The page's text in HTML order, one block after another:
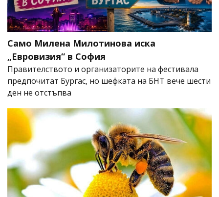
Само Милена Милотинова иска
„Евровизия“ в София
Правителството и организаторите на фестивала
предпочитат Бургас, но шефката на БНТ вече шести
ден не отстъпва